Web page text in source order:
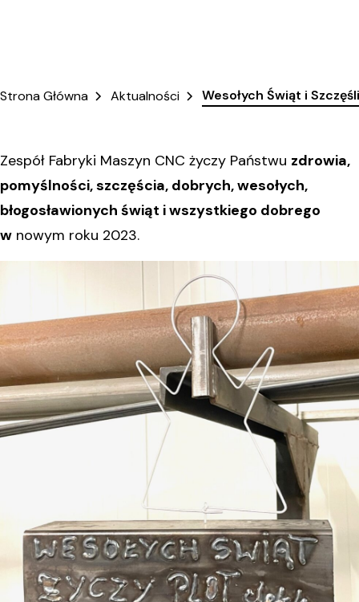
Strona Główna Aktualności Wesołych Świąt i
Zespół Fabryki Maszyn CNC życzy Państwu zdrowia,
pomyślności, szczęścia, dobrych, wesołych,
błogosławionych świąt i wszystkiego dobrego
w nowym roku 2023.